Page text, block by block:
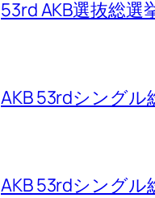
53rd AKB選抜総選
AKB 53rdシング
AKB 53rdシングル